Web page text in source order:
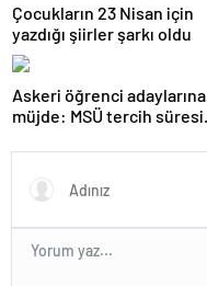
Çocukların 23 Nisan için
yazdığı şiirler şarkı oldu
Askeri öğrenci adaylarına
müjde: MSÜ tercih süresi